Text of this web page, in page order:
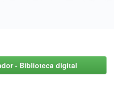
- Biblioteca digital